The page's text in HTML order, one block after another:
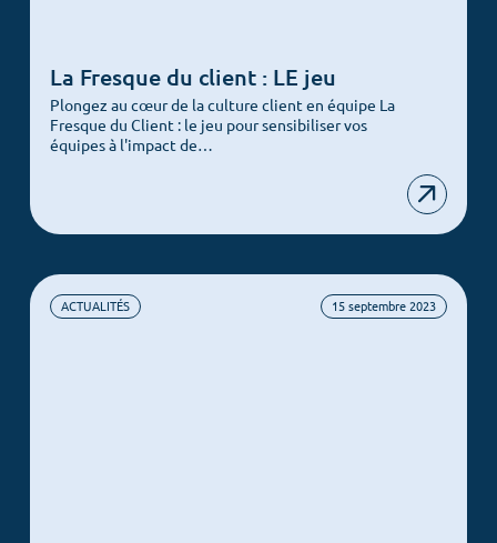
La Fresque du client : LE jeu
Plongez au cœur de la culture client en équipe La
Fresque du Client : le jeu pour sensibiliser vos
équipes à l'impact de…
ACTUALITÉS 15 septembre 2023